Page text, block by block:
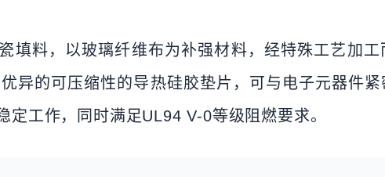
填料，以玻璃纤维布为补强材料，经特殊工艺加
异的可压缩性的导热硅胶垫片，可与电子元器件
工作，同时满足UL94 V-0等级阻燃要求。